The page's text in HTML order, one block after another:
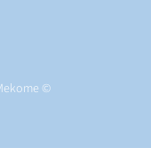
© Powered by
e